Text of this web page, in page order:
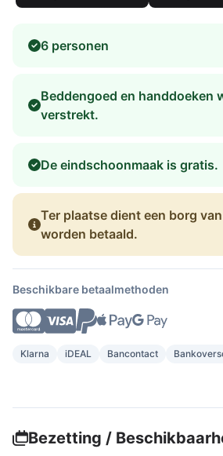
6 personen
Beddengoed en handdoeken
verstrekt.
De eindschoonmaak is gratis.
Ter plaatse dient een borg van
worden betaald.
Beschikbare betaalmethoden
Klarna iDEAL Bancontact
Bezetting /